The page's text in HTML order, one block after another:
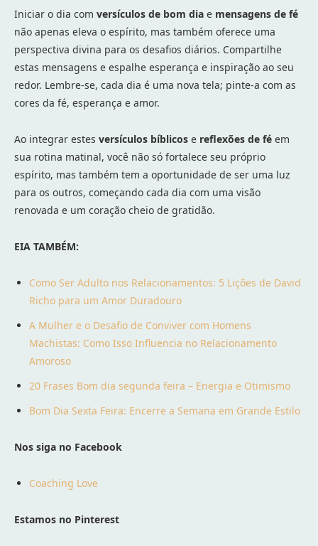
Iniciar o dia com versículos de bom dia e mensagens de fé
não apenas eleva o espírito, mas também oferece uma
perspectiva divina para os desafios diários. Compartilhe
estas mensagens e espalhe esperança e inspiração ao seu
redor. Lembre-se, cada dia é uma nova tela; pinte-a com as
cores da fé, esperança e amor.
Ao integrar estes versículos bíblicos e reflexões de fé em
sua rotina matinal, você não só fortalece seu próprio
espírito, mas também tem a oportunidade de ser uma luz
para os outros, começando cada dia com uma visão
renovada e um coração cheio de gratidão.
EIA TAMBÉM:
Como Ser Adulto nos Relacionamentos: 5 Lições de David
Richo para um Amor Duradouro
A Mulher e o Desafio de Conviver com Homens
Machistas: Como Isso Influencia no Relacionamento
Amoroso
20 Frases Bom dia segunda feira – Energia e Otimismo
Bom Dia Sexta Feira: Encerre a Semana em Grande Estilo
Nos siga no Facebook
Coaching Love
Estamos no Pinterest